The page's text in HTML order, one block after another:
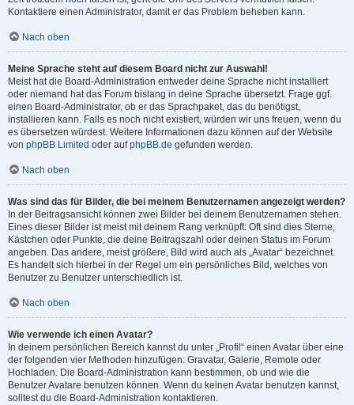
Kontaktiere einen Administrator, damit er das Problem beheben kann.
Nach oben
Meine Sprache steht auf diesem Board nicht zur Auswahl!
Meist hat die Board-Administration entweder deine Sprache nicht installiert
oder niemand hat das Forum bislang in deine Sprache übersetzt. Frage ggf.
einen Board-Administrator, ob er das Sprachpaket, das du benötigst,
installieren kann. Falls es noch nicht existiert, würden wir uns freuen, wenn du
es übersetzen würdest. Weitere Informationen dazu können auf der Website
von phpBB Limited oder aufphpBB.de gefunden werden.
Nach oben
Was sind das für Bilder, die bei meinem Benutzernamen angezeigt werden?
In der Beitragsansicht können zwei Bilder bei deinem Benutzernamen stehen.
Eines dieser Bilder ist meist mit deinem Rang verknüpft: Oft sind dies Sterne,
Kästchen oder Punkte, die deine Beitragszahl oder deinen Status im Forum
angeben. Das andere, meist größere, Bild wird auch als „Avatar“ bezeichnet.
Es handelt sich hierbei in der Regel um ein persönliches Bild, welches von
Benutzer zu Benutzer unterschiedlich ist.
Nach oben
Wie verwende ich einen Avatar?
In deinem persönlichen Bereich kannst du unter „Profil“ einen Avatar über eine
der folgenden vier Methoden hinzufügen: Gravatar, Galerie, Remote oder
Hochladen. Die Board-Administration kann bestimmen, ob und wie die
Benutzer Avatare benutzen können. Wenn du keinen Avatar benutzen kannst,
solltest du die Board-Administration kontaktieren.